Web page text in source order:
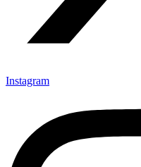
Instagram